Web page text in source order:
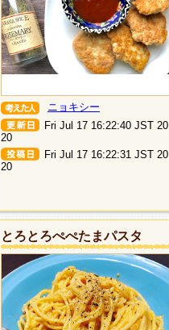
ニョキシー
Fri Jul 17 16:22:40 JST 20
20
Fri Jul 17 16:22:31 JST 20
20
とろとろぺぺたまパスタ